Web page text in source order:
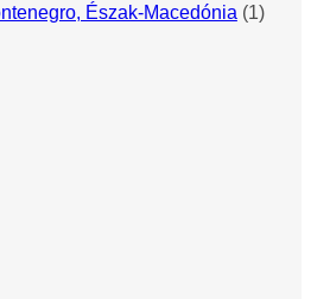
Észak-Macedónia (1)